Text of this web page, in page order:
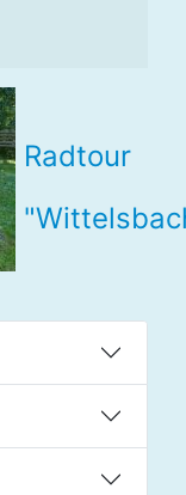
Radtour